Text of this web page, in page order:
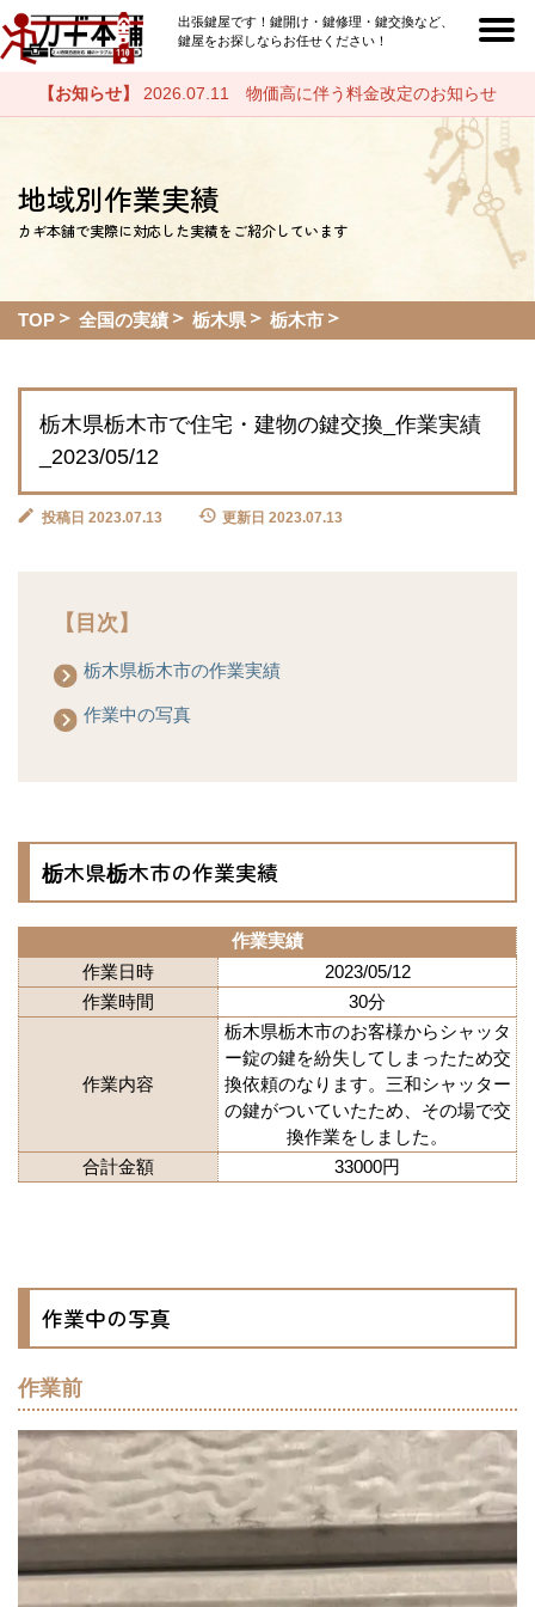
出張鍵屋です！鍵開け・鍵修理・鍵交換など、
鍵屋をお探しならお任せください！
【お知らせ】 2026.07.11 物価高に伴う料金改定のお知らせ
地域別作業実績
カギ本舗で実際に対応した実績をご紹介しています
TOP 全国の実績 栃木県 栃木市
栃木県栃木市で住宅・建物の鍵交換_作業実績
_2023/05/12
投稿日 2023.07.13 更新日 2023.07.13
【目次】
栃木県栃木市の作業実績
作業中の写真
栃木県栃木市の作業実績
作業実績
作業日時
2023/05/12
作業時間
30分
作業内容
栃木県栃木市のお客様からシャッタ
ー錠の鍵を紛失してしまったため交
換依頼のなります。三和シャッター
の鍵がついていたため、その場で交
換作業をしました。
合計金額
33000円
作業中の写真
作業前